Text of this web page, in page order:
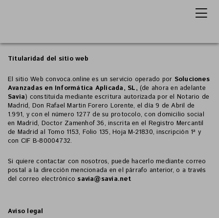
Titularidad del sitio web
El sitio Web convoca.online es un servicio operado por Soluciones
Avanzadas en Informática Aplicada, SL, (de ahora en adelante
Savia) constituida mediante escritura autorizada por el Notario de
Madrid, Don Rafael Martin Forero Lorente, el día 9 de Abril de
1.991, y con el número 1277 de su protocolo, con domicilio social
en Madrid, Doctor Zamenhof 36, inscrita en el Registro Mercantil
de Madrid al Tomo 1153, Folio 135, Hoja M-21830, inscripción 1ª y
con CIF B-80004732.
Si quiere contactar con nosotros, puede hacerlo mediante correo
postal a la dirección mencionada en el párrafo anterior, o a través
del correo electrónico savia@savia.net
Aviso legal